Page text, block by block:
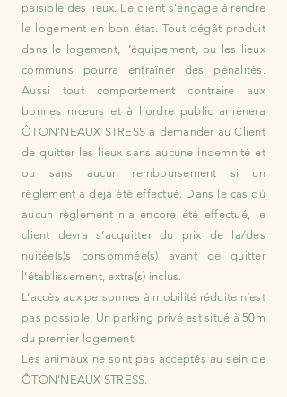
paisible des lieux. Le client s’engage à rendre
le logement en bon état. Tout dégât produit
dans le logement, l’équipement, ou les lieux
communs pourra entraîner des pénalités.
Aussi tout comportement contraire aux
bonnes mœurs et à l’ordre public amènera
ÔTON’NEAUX STRESS à demander au Client
de quitter les lieux sans aucune indemnité et
ou sans aucun remboursement si un
règlement a déjà été effectué. Dans le cas où
aucun règlement n’a encore été effectué, le
client devra s’acquitter du prix de la/des
nuitée(s)s consommée(s) avant de quitter
l’établissement, extra(s) inclus.
L’accès aux personnes à mobilité réduite n’est
pas possible. Un parking privé est situé à 50m
du premier logement.
Les animaux ne sont pas acceptés au sein de
ÔTON’NEAUX STRESS.